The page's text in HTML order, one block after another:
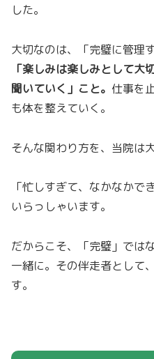
した。
大切なのは、「完璧に管理
「楽しみは楽しみとして大
聞いていく」こと。 仕事を
も体を整えていく。
そんな関わり方を、当院は
「忙しすぎて、なかなかで
いらっしゃいます。
だからこそ、「完璧」では
一緒に。その伴走者として
す。